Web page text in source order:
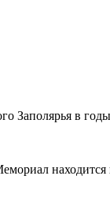
Заполярья в